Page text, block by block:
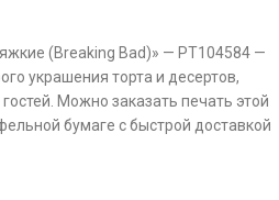
(Breaking Bad)» — PT104584 —
украшения торта и десертов,
Можно заказать печать этой
бумаге с быстрой доставкой